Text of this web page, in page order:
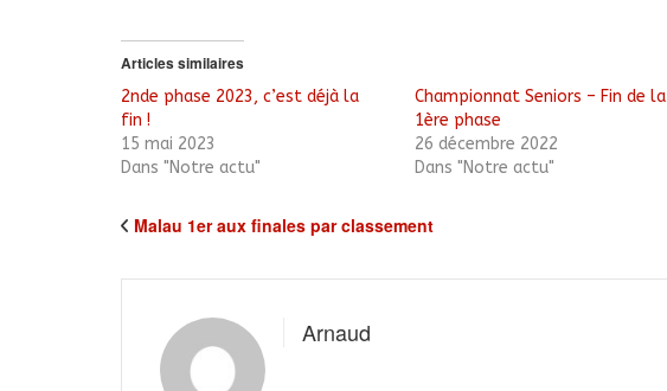
dans
une
nouvelle
fenêtre)
Articles similaires
2nde phase 2023, c’est déjà la
fin !
15 mai 2023
Dans "Notre actu"
Championnat Seniors – Fin de la
1ère phase
26 décembre 2022
Dans "Notre actu"
Malau 1er aux finales par classement
Arnaud